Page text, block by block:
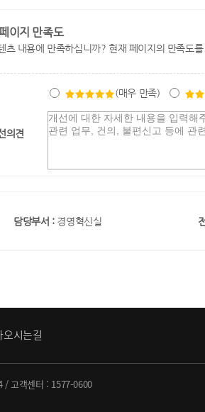
이지 만족도
츠 내용에 만족하십니까? 현재 페이지의 만족도
(매우 만족)
의견
담당부서 : 경영혁신실
오시는길
/ 고객센터 : 1577-0600